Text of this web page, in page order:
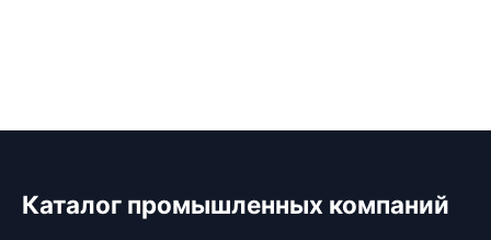
Каталог промышленных компаний